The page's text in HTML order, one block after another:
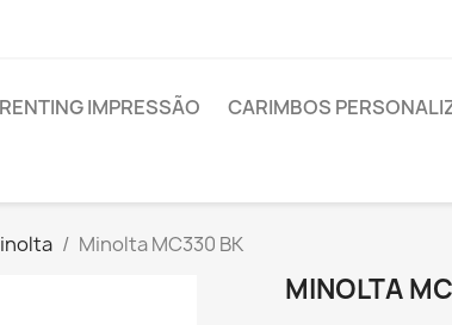
RENTING IMPRESSÃO CARIMBOS
Minolta MC330 BK
MINOLTA